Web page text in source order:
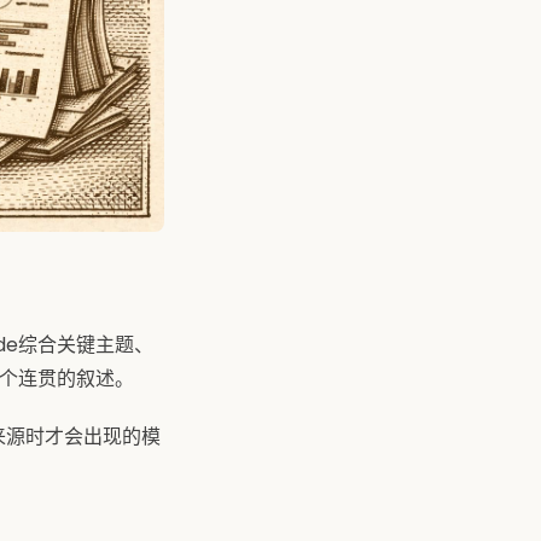
合关键主题、
贯的叙述。
时才会出现的模